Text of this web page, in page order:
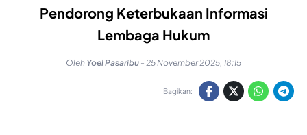
Pendorong Keterbukaan Informasi
Lembaga Hukum
Oleh Yoel Pasaribu - 25 November 2025, 18:15
Bagikan: